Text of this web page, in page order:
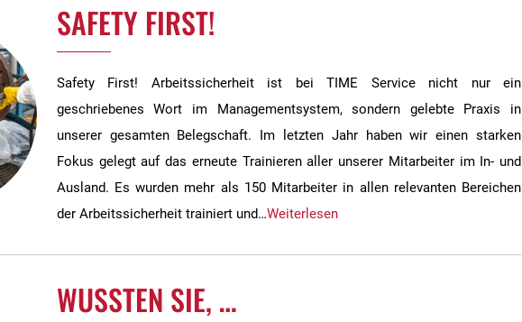
SAFETY FIRST!
Safety First! Arbeitssicherheit ist bei TIME Service nicht nur ein
geschriebenes Wort im Managementsystem, sondern gelebte Praxis in
unserer gesamten Belegschaft. Im letzten Jahr haben wir einen starken
Fokus gelegt auf das erneute Trainieren aller unserer Mitarbeiter im In- und
Ausland. Es wurden mehr als 150 Mitarbeiter in allen relevanten Bereichen
der Arbeitssicherheit trainiert und…Weiterlesen
WUSSTEN SIE, …